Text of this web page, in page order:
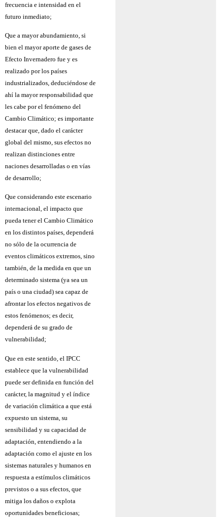
frecuencia e intensidad en el
futuro inmediato;
Que a mayor abundamiento, si
bien el mayor aporte de gases de
Efecto Invernadero fue y es
realizado por los países
industrializados, deduciéndose de
ahí la mayor responsabilidad que
les cabe por el fenómeno del
Cambio Climático; es importante
destacar que, dado el carácter
global del mismo, sus efectos no
realizan distinciones entre
naciones desarrolladas o en vías
de desarrollo;
Que considerando este escenario
internacional, el impacto que
pueda tener el Cambio Climático
en los distintos países, dependerá
no sólo de la ocurrencia de
eventos climáticos extremos, sino
también, de la medida en que un
determinado sistema (ya sea un
país o una ciudad) sea capaz de
afrontar los efectos negativos de
estos fenómenos; es decir,
dependerá de su grado de
vulnerabilidad;
Que en este sentido, el IPCC
establece que la vulnerabilidad
puede ser definida en función del
carácter, la magnitud y el índice
de variación climática a que está
expuesto un sistema, su
sensibilidad y su capacidad de
adaptación, entendiendo a la
adaptación como el ajuste en los
sistemas naturales y humanos en
respuesta a estímulos climáticos
previstos o a sus efectos, que
mitiga los daños o explota
oportunidades beneficiosas;